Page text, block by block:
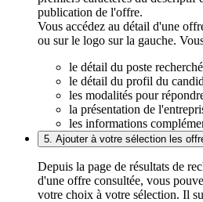
publication de l'offre.
Vous accédez au détail d'une
ou sur le logo sur la gauche.
le détail du poste
le détail du profil du
les modalités pour
la présentation de
les informations
5. Ajouter à votre sélection les
Depuis la page de résultats de
d'une offre consultée, vous
votre choix à votre sélection. Il